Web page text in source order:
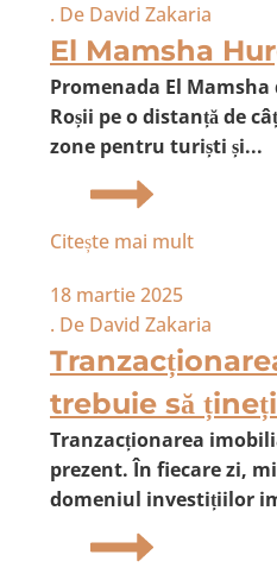
. De David Zakaria
El Mamsha
Promenada El
Roșii pe o distanță de
zone pentru turiști și...
Citește mai mult
18 martie 2025
. De David Zakaria
trebuie să
Tranzacționarea
prezent. În fiecare zi,
domeniul investițiilor